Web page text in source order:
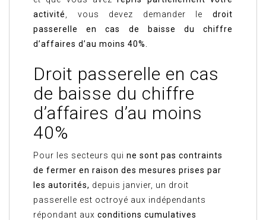
activité
, vous devez demander le droit
passerelle en cas de baisse du chiffre
d’affaires d’au moins 40%.
Droit passerelle en cas
de baisse du chiffre
d’affaires d’au moins
40%
Pour les secteurs qui ne sont pas contraints
de fermer en raison des mesures prises par
les autorités, depuis janvier, un droit
passerelle est octroyé aux indépendants
répondant aux conditions cumulatives